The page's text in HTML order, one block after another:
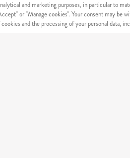
and marketing purposes, in particular to
or "Manage cookies". Your consent may be
and the processing of your personal data,